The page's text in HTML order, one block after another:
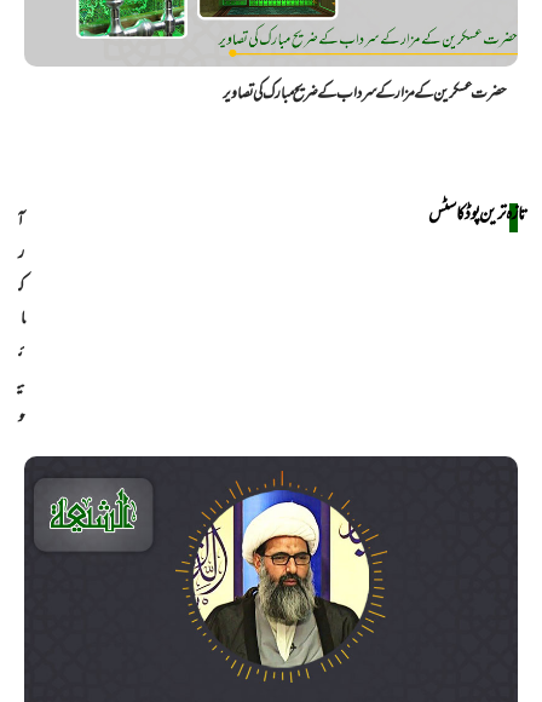
حضرت عسکرین کے مزار کے سرداب کے ضریح مبارک کی تصاویر
تازہ ترین پوڈکاسٹس
آ
ر
ک
ا
ئ
ی
و